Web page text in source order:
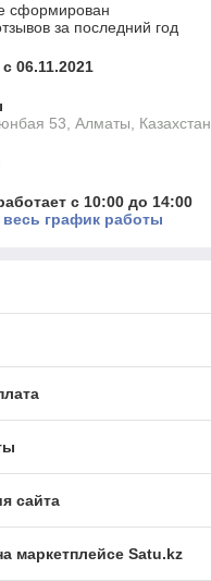
сформирован
за последний год
06.11.2021
53, Алматы, Казахстан
с 10:00 до 14:00
весь график работы
сайта
маркетплейсе Satu.kz